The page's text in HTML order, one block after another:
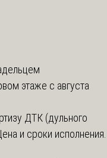
этаже с августа
ДТК (дульного
и сроки исполнения.